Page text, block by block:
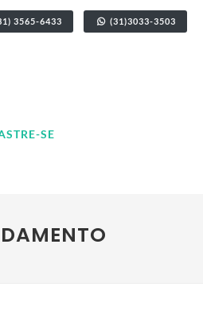
3565-6433 (31)3033-3503
SE